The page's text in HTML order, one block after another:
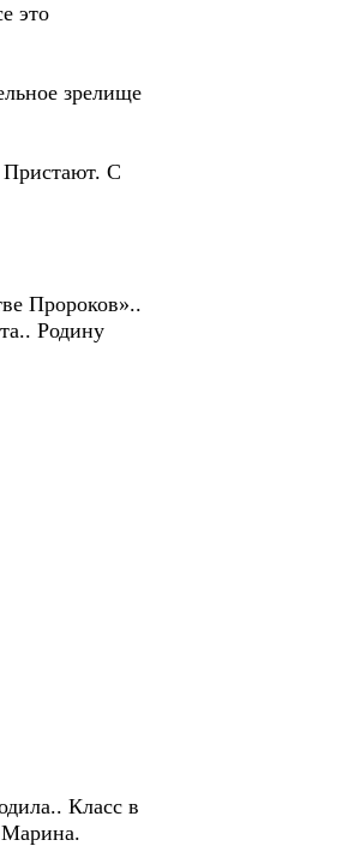
это
зрелище
Пристают. С
Пророков»..
Родину
Класс в